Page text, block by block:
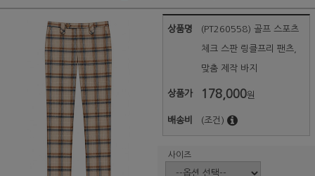
상품명 (PT260558) 골프 스포츠
체크 스판 링클프리 팬츠,
맞춤 제작 바지
상품가 178,000원
배송비 (조건)
사이즈